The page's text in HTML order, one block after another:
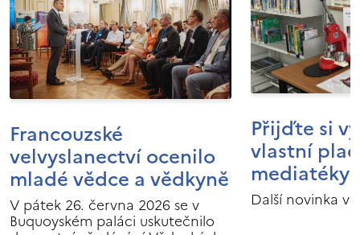
Francouzské
velvyslanectví ocenilo
mladé vědce a vědkyně
V pátek 26. června 2026 se v
Buquoyském paláci uskutečnilo
Přijďte si
vlastní
mediatéky
Další novinka v